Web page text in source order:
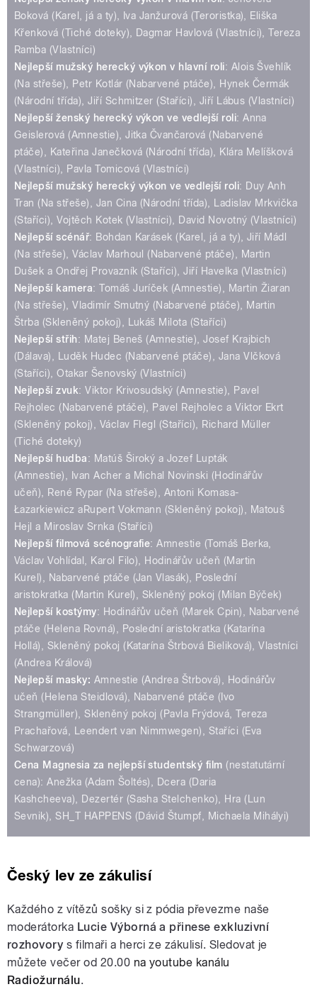
Boková (Karel, já a ty), Iva Janžurová (Teroristka), Eliška
Křenková (Tiché doteky), Dagmar Havlová (Vlastníci), Tereza
Ramba (Vlastníci)
Nejlepší mužský herecký výkon v hlavní roli: Alois Švehlík
(Na střeše), Petr Kotlár (Nabarvené ptáče), Hynek Čermák
(Národní třída), Jiří Schmitzer (Staříci), Jiří Lábus (Vlastníci)
Nejlepší ženský herecký výkon ve vedlejší roli: Anna
Geislerová (Amnestie), Jitka Čvančarová (Nabarvené
ptáče), Kateřina Janečková (Národní třída), Klára Melíšková
(Vlastníci), Pavla Tomicová (Vlastníci)
Nejlepší mužský herecký výkon ve vedlejší roli: Duy Anh
Tran (Na střeše), Jan Cina (Národní třída), Ladislav Mrkvička
(Staříci), Vojtěch Kotek (Vlastníci), David Novotný (Vlastníci)
Nejlepší scénář: Bohdan Karásek (Karel, já a ty), Jiří Mádl
(Na střeše), Václav Marhoul (Nabarvené ptáče), Martin
Dušek a Ondřej Provazník (Staříci), Jiří Havelka (Vlastníci)
Nejlepší kamera: Tomáš Juríček (Amnestie), Martin Žiaran
(Na střeše), Vladimír Smutný (Nabarvené ptáče), Martin
Štrba (Skleněný pokoj), Lukáš Milota (Staříci)
Nejlepší střih: Matej Beneš (Amnestie), Josef Krajbich
(Dálava), Luděk Hudec (Nabarvené ptáče), Jana Vlčková
(Staříci), Otakar Šenovský (Vlastníci)
Nejlepší zvuk: Viktor Krivosudský (Amnestie), Pavel
Rejholec (Nabarvené ptáče), Pavel Rejholec a Viktor Ekrt
(Skleněný pokoj), Václav Flegl (Staříci), Richard Müller
(Tiché doteky)
Nejlepší hudba: Matúš Široký a Jozef Lupták
(Amnestie), Ivan Acher a Michal Novinski (Hodinářův
učeň), René Rypar (Na střeše), Antoni Komasa-
Łazarkiewicz aRupert Vokmann (Skleněný pokoj), Matouš
Hejl a Miroslav Srnka (Staříci)
Nejlepší filmová scénografie: Amnestie (Tomáš Berka,
Václav Vohlídal, Karol Filo), Hodinářův učeň (Martin
Kurel), Nabarvené ptáče (Jan Vlasák), Poslední
aristokratka (Martin Kurel), Skleněný pokoj (Milan Býček)
Nejlepší kostýmy: Hodinářův učeň (Marek Cpin), Nabarvené
ptáče (Helena Rovná), Poslední aristokratka (Katarína
Hollá), Skleněný pokoj (Katarína Štrbová Bieliková), Vlastníci
(Andrea Králová)
Nejlepší masky: Amnestie (Andrea Štrbová), Hodinářův
učeň (Helena Steidlová), Nabarvené ptáče (Ivo
Strangmüller), Skleněný pokoj (Pavla Frýdová, Tereza
Prachařová, Leendert van Nimmwegen), Staříci (Eva
Schwarzová)
Cena Magnesia za nejlepší studentský film (nestatutární
cena): Anežka (Adam Šoltés), Dcera (Daria
Kashcheeva), Dezertér (Sasha Stelchenko), Hra (Lun
Sevnik), SH_T HAPPENS (Dávid Štumpf, Michaela Mihályi)
Český lev ze zákulisí
Každého z vítězů sošky si z pódia převezme naše
moderátorka Lucie Výborná a přinese exkluzivní
rozhovory s filmaři a herci ze zákulisí. Sledovat je
můžete večer od 20.00 na youtube kanálu
Radiožurnálu.